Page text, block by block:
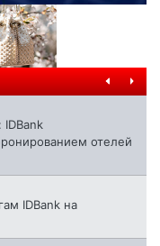
отелей
IDBank на